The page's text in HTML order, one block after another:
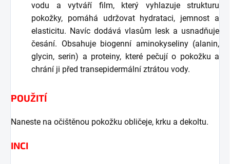
vodu a vytváří film, který vyhlazuje strukturu
pokožky, pomáhá udržovat hydrataci, jemnost a
elasticitu. Navíc dodává vlasům lesk a usnadňuje
česání. Obsahuje biogenní aminokyseliny (alanin,
glycin, serin) a proteiny, které pečují o pokožku a
chrání ji před transepidermální ztrátou vody.
POUŽITÍ
Naneste na očištěnou pokožku obličeje, krku a dekoltu.
INCI